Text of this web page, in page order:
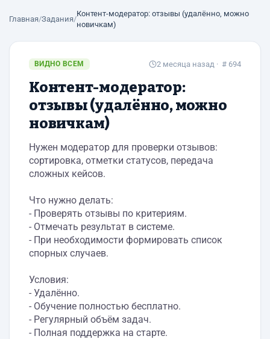
Главная/Задания/
Контент-модератор: отзывы (удалённо, можно
новичкам)
ВИДНО ВСЕМ 2 месяца назад · # 694
Контент-модератор:
отзывы (удалённо, можно
новичкам)
Нужен модератор для проверки отзывов:
сортировка, отметки статусов, передача
сложных кейсов.
Что нужно делать:
- Проверять отзывы по критериям.
- Отмечать результат в системе.
- При необходимости формировать список
спорных случаев.
Условия:
- Удалённо.
- Обучение полностью бесплатно.
- Регулярный объём задач.
- Полная поддержка на старте.